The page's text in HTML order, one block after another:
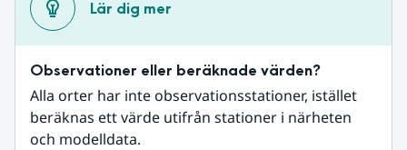
Lär dig mer
Observationer eller beräknade värden?
Alla orter har inte observationsstationer, istället
beräknas ett värde utifrån stationer i närheten
och modelldata.